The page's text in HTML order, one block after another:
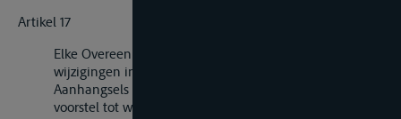
Artikel 17
Elke Overeenkomstsluitende Partij kan een of meer
wijzigingen in de Bijlage bij deze Overeenkomst of in de
Aanhangsels daarvan voorstellen. De tekst van elk
voorstel tot wijziging wordt aan de Secretaris-Generaal